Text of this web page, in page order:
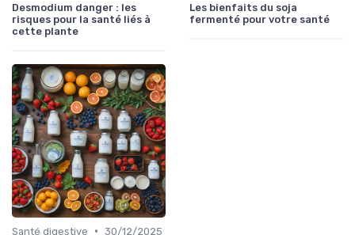
Desmodium danger : les
risques pour la santé liés à
cette plante
Les bienfaits du soja
fermenté pour votre santé
Santé digestive • 30/12/2025